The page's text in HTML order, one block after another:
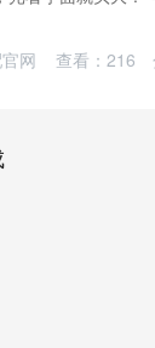
网 查看： 216